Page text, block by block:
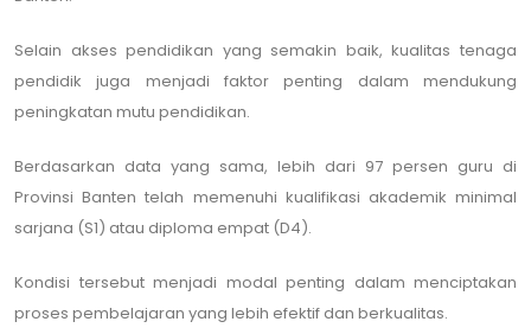
Selain akses pendidikan yang semakin baik, kualitas tenaga
pendidik juga menjadi faktor penting dalam mendukung
peningkatan mutu pendidikan.
Berdasarkan data yang sama, lebih dari 97 persen guru di
Provinsi Banten telah memenuhi kualifikasi akademik minimal
sarjana (S1) atau diploma empat (D4).
Kondisi tersebut menjadi modal penting dalam menciptakan
proses pembelajaran yang lebih efektif dan berkualitas.